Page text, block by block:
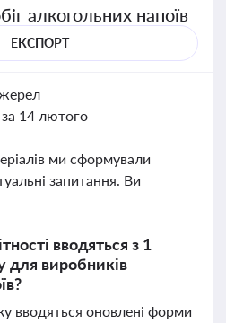
алкогольних напоїв
ЕКСПОРТ
за 14 лютого
ми сформували
запитання. Ви
вводяться з 1
для виробників
вводяться оновлені форми